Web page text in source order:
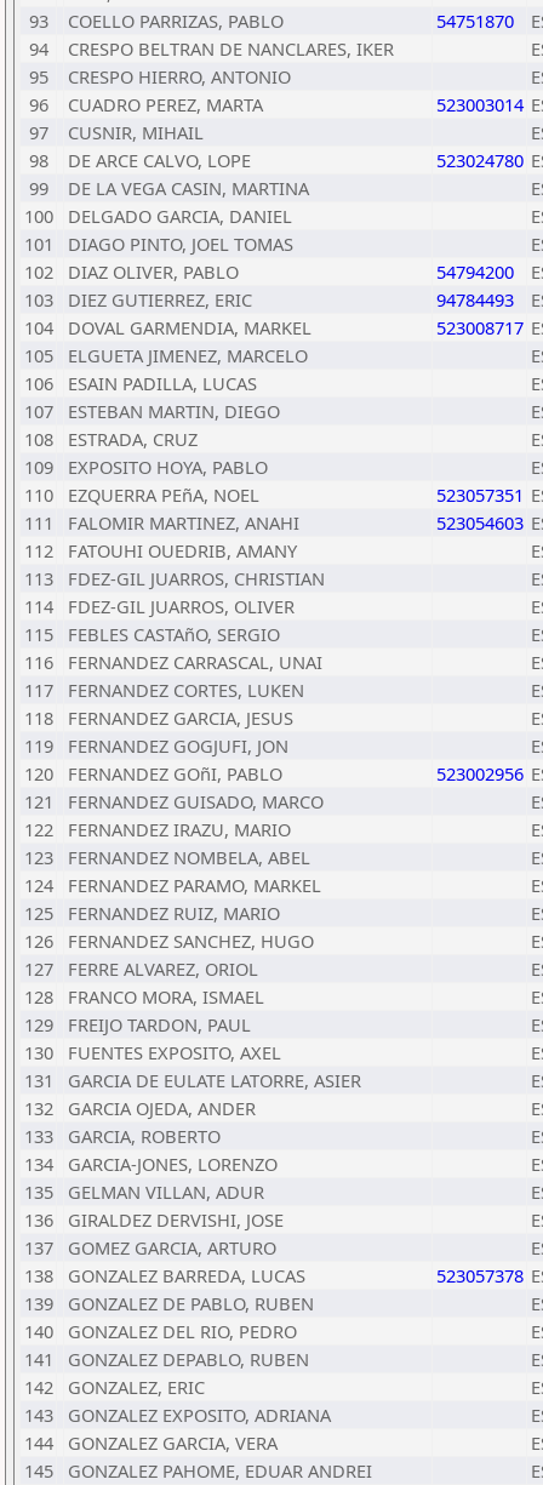
93
COELLO PARRIZAS, PABLO 54751870
94
CRESPO BELTRAN DE NANCLARES, IKER
95
CRESPO HIERRO, ANTONIO
96
CUADRO PEREZ, MARTA 523003014
97
CUSNIR, MIHAIL
98
DE ARCE CALVO, LOPE 523024780
99
DE LA VEGA CASIN, MARTINA
100
DELGADO GARCIA, DANIEL
101
DIAGO PINTO, JOEL TOMAS
102
DIAZ OLIVER, PABLO 54794200
103
DIEZ GUTIERREZ, ERIC 94784493
104
DOVAL GARMENDIA, MARKEL 523008717
105
ELGUETA JIMENEZ, MARCELO
106
ESAIN PADILLA, LUCAS
107
ESTEBAN MARTIN, DIEGO
108
ESTRADA, CRUZ
109
EXPOSITO HOYA, PABLO
110
EZQUERRA PEñA, NOEL 523057351
111
FALOMIR MARTINEZ, ANAHI 523054603
112
FATOUHI OUEDRIB, AMANY
113
FDEZ-GIL JUARROS, CHRISTIAN
114
FDEZ-GIL JUARROS, OLIVER
115
FEBLES CASTAñO, SERGIO
116
FERNANDEZ CARRASCAL, UNAI
117
FERNANDEZ CORTES, LUKEN
118
FERNANDEZ GARCIA, JESUS
119
FERNANDEZ GOGJUFI, JON
120
FERNANDEZ GOñI, PABLO 523002956
121
FERNANDEZ GUISADO, MARCO
122
FERNANDEZ IRAZU, MARIO
123
FERNANDEZ NOMBELA, ABEL
124
FERNANDEZ PARAMO, MARKEL
125
FERNANDEZ RUIZ, MARIO
126
FERNANDEZ SANCHEZ, HUGO
127
FERRE ALVAREZ, ORIOL
128
FRANCO MORA, ISMAEL
129
FREIJO TARDON, PAUL
130
FUENTES EXPOSITO, AXEL
131
GARCIA DE EULATE LATORRE, ASIER
132
GARCIA OJEDA, ANDER
133
GARCIA, ROBERTO
134
GARCIA-JONES, LORENZO
135
GELMAN VILLAN, ADUR
136
GIRALDEZ DERVISHI, JOSE
137
GOMEZ GARCIA, ARTURO
138
GONZALEZ BARREDA, LUCAS 523057378
139
GONZALEZ DE PABLO, RUBEN
140
GONZALEZ DEL RIO, PEDRO
141
GONZALEZ DEPABLO, RUBEN
142
GONZALEZ, ERIC
143
GONZALEZ EXPOSITO, ADRIANA
144
GONZALEZ GARCIA, VERA
145
GONZALEZ PAHOME, EDUAR ANDREI